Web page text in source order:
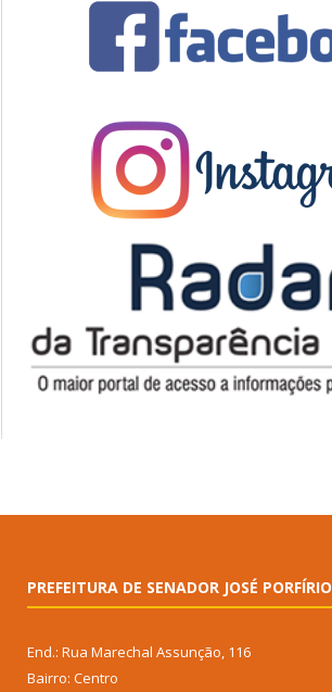
PREFEITURA DE SENADOR JOSÉ PORFÍRIO
End.: Rua Marechal Assunção, 116
Bairro: Centro